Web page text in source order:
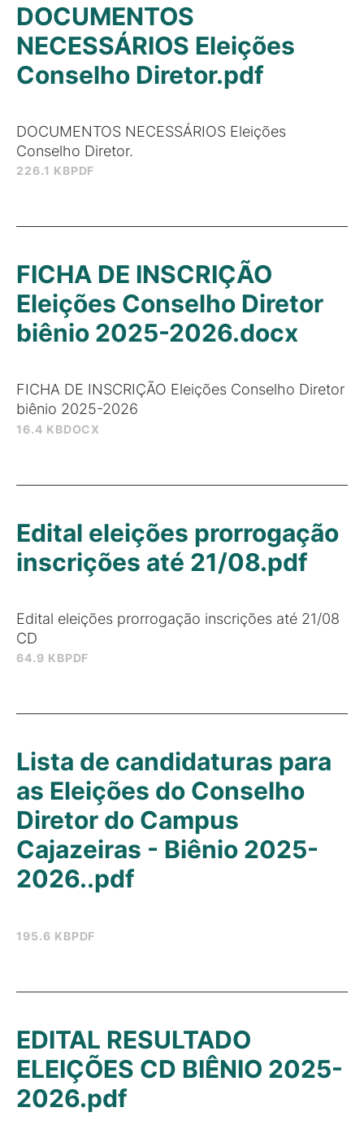
226.1 KBPDF
DOCUMENTOS
NECESSÁRIOS Eleições
Conselho Diretor.pdf
DOCUMENTOS NECESSÁRIOS Eleições
Conselho Diretor.
16.4 KBDOCX
FICHA DE INSCRIÇÃO
Eleições Conselho Diretor
biênio 2025-2026.docx
FICHA DE INSCRIÇÃO Eleições Conselho Diretor
biênio 2025-2026
64.9 KBPDF
Edital eleições prorrogação
inscrições até 21/08.pdf
Edital eleições prorrogação inscrições até 21/08
CD
195.6 KBPDF
Lista de candidaturas para
as Eleições do Conselho
Diretor do Campus
Cajazeiras - Biênio 2025-
2026..pdf
EDITAL RESULTADO
ELEIÇÕES CD BIÊNIO 2025-
2026.pdf